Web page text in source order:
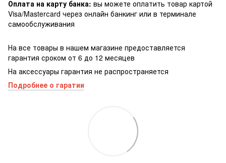
Оплата на карту банка: вы можете оплатить товар картой
Visa/Masterсard через онлайн банкинг или в терминале
самообслуживания
На все товары в нашем магазине предоставляется
гарантия сроком от 6 до 12 месяцев
На аксессуары гарантия не распространяется
Подробнее о гаратии